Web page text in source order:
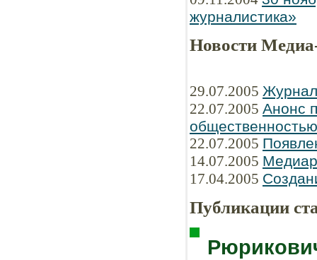
журналистика»
Новости
29.07.2005
22.07.2005 Анонс
общественностью
22.07.2005
14.07.2005
17.04.2005
Публикации